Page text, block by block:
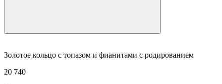
Золотое кольцо с топазом и фианитами с родированием
20 740